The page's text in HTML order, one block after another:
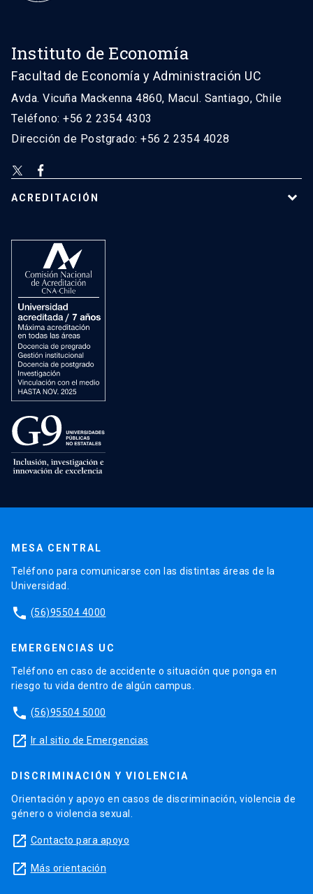
Instituto de Economía
Facultad de Economía y Administración UC
Avda. Vicuña Mackenna 4860, Macul. Santiago, Chile
Teléfono: +56 2 2354 4303
Dirección de Postgrado: +56 2 2354 4028
ACREDITACIÓN
MESA CENTRAL
Teléfono para comunicarse con las distintas áreas de la
Universidad.
phone (56)95504 4000
EMERGENCIAS UC
Teléfono en caso de accidente o situación que ponga en
riesgo tu vida dentro de algún campus.
phone (56)95504 5000
launch Ir al sitio de Emergencias
DISCRIMINACIÓN Y VIOLENCIA
Orientación y apoyo en casos de discriminación, violencia de
género o violencia sexual.
launch Contacto para apoyo
launch Más orientación